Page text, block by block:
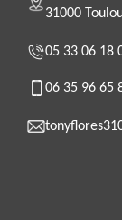
31000
05 33 06 18
06 35 96 65